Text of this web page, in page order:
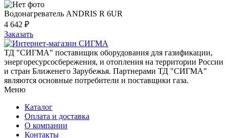
Водонагреватель ANDRIS R 6UR
4 642 ₽
Заказать
ТД "СИГМА" поставищик оборудования для газификации,
энергоресурсосбережения, и отопления на территории России
и стран Ближенего Зарубежья. Партнерами ТД "СИГМА"
являются основные потребители и поставщики газа.
Меню
Каталог
Оплата и доставка
О компании
Контакты